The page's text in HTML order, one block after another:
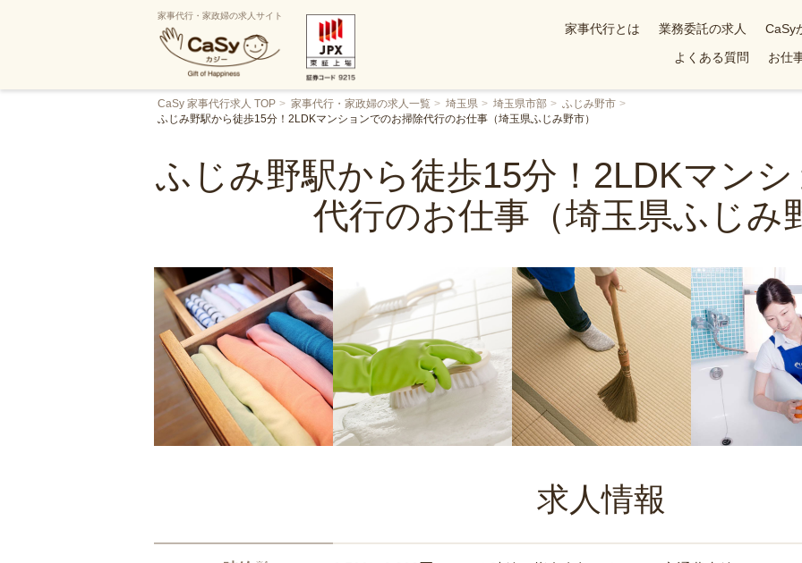
家事代行・家政婦の求人サイト
家事代行とは 業務委託の求人 CaSy
よくある質問
お仕
CaSy 家事代行求人 TOP 家事代行・家政婦の求人一覧 埼玉県 埼玉県市部
ふじみ野市
ふじみ野駅から徒歩15分！2LDKマンションでのお掃除代行のお仕事（埼玉県ふじみ野市）
ふじみ野駅から徒歩15分！2LDKマン
代行のお仕事（埼玉県ふじみ
求人情報